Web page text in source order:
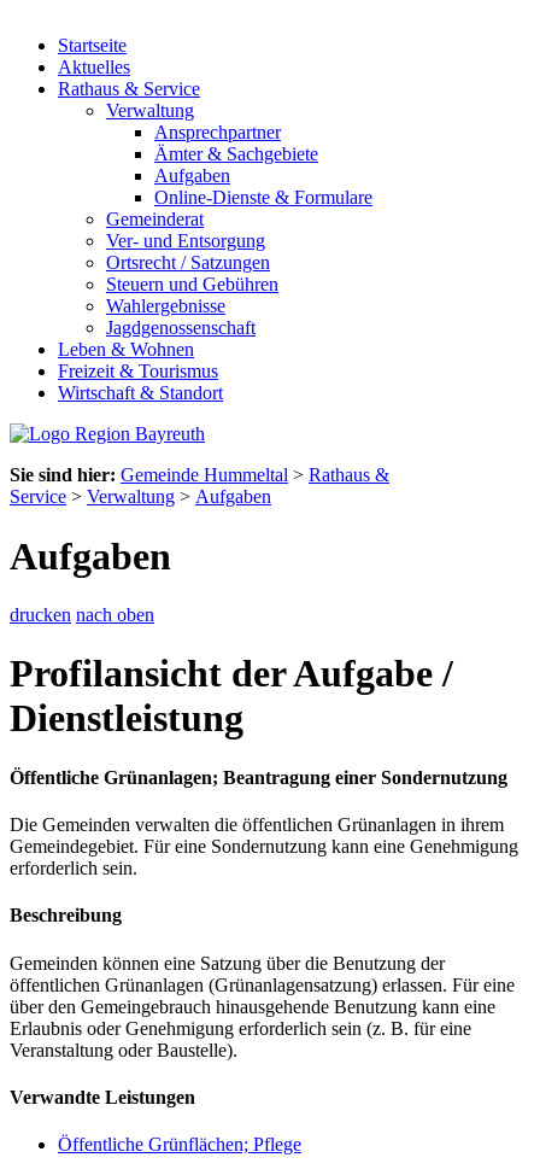
Startseite
Aktuelles
Rathaus & Service
Verwaltung
Ansprechpartner
Ämter & Sachgebiete
Aufgaben
Online-Dienste & Formulare
Gemeinderat
Ver- und Entsorgung
Ortsrecht / Satzungen
Steuern und Gebühren
Wahlergebnisse
Jagdgenossenschaft
Leben & Wohnen
Freizeit & Tourismus
Wirtschaft & Standort
Sie sind hier: Gemeinde Hummeltal > Rathaus &
Service > Verwaltung > Aufgaben
Aufgaben
drucken nach oben
Profilansicht der Aufgabe /
Dienstleistung
Öffentliche Grünanlagen; Beantragung einer Sondernutzung
Die Gemeinden verwalten die öffentlichen Grünanlagen in ihrem
Gemeindegebiet. Für eine Sondernutzung kann eine Genehmigung
erforderlich sein.
Beschreibung
Gemeinden können eine Satzung über die Benutzung der
öffentlichen Grünanlagen (Grünanlagensatzung) erlassen. Für eine
über den Gemeingebrauch hinausgehende Benutzung kann eine
Erlaubnis oder Genehmigung erforderlich sein (z. B. für eine
Veranstaltung oder Baustelle).
Verwandte Leistungen
Öffentliche Grünflächen; Pflege